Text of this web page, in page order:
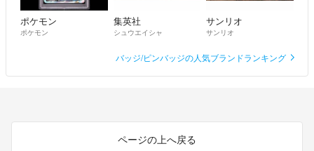
ポケモン
ポケモン
集英社
シュウエイシャ
サンリオ
サンリオ
バッジ/ピンバッジの人気ブランドランキング
ページの上へ戻る